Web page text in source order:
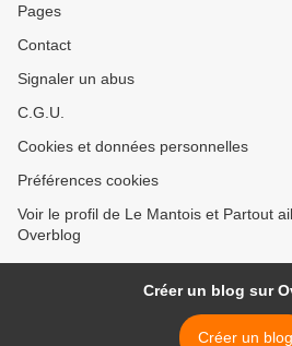
Pages
Contact
Signaler un abus
C.G.U.
Cookies et données personnelles
Préférences cookies
Voir le profil de Le Mantois et Partout
Overblog
Créer un blog sur
Créer un blog